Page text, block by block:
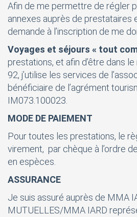
Afin de me permettre de régler
annexes auprès de prestataires
demande à l’inscription de me
Voyages et séjours « tout
prestations, et afin d’être dans
92, j’utilise les services de
bénéficiaire de l’agrément
IM073.100023.
MODE DE PAIEMENT
Pour toutes les prestations, le
virement, par chèque à l’ordre
en espèces.
ASSURANCE
Je suis assuré auprès de MMA
MUTUELLES/MMA IARD